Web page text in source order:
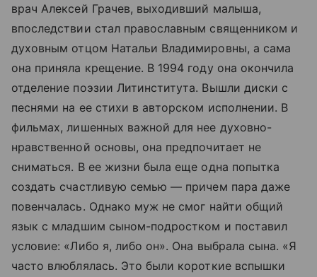
врач Алексей Грачев, выходивший малыша,
впоследствии стал православным священником и
духовным отцом Натальи Владимировны, а сама
она приняла крещение. В 1994 году она окончила
отделение поэзии Литинститута. Вышли диски с
песнями на ее стихи в авторском исполнении. В
фильмах, лишенных важной для нее духовно-
нравственной основы, она предпочитает не
сниматься. В ее жизни была еще одна попытка
создать счастливую семью — причем пара даже
повенчалась. Однако муж не смог найти общий
язык с младшим сыном-подростком и поставил
условие: «Либо я, либо он». Она выбрала сына. «Я
часто влюблялась. Это были короткие вспышки